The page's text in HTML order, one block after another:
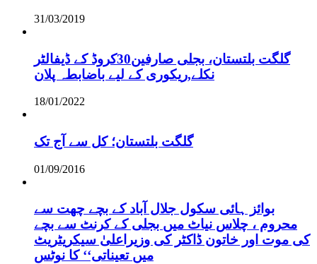
31/03/2019
گلگت بلتستان، بجلی صارفین30کروڈ کے ڈیفالٹر
نکلے,ریکوری کے لیے باضابطہ پلان
18/01/2022
گلگت بلتستان؛ کل سے آج تک
01/09/2016
بوائز ہائی سکول جلال آباد کے بچے چھت سے
محروم ، چلاس نیاٹ میں بجلی کے کرنٹ سے بچے
کی موت اور خاتون ڈاکٹر کی وزیراعلیٰ سیکریٹریٹ
میں تعیناتی‘‘ کا نوٹس